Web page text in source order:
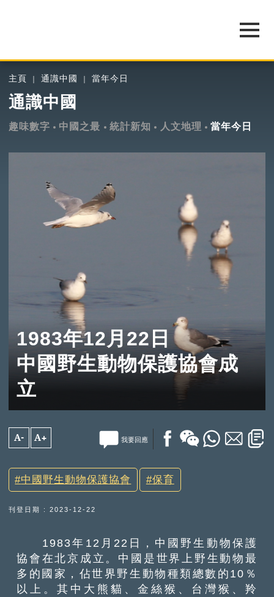
主頁 通識中國 當年今日
通識中國
趣味數字 中國之最 統計新知 人文地理 當年今日
1983年12月22日
中國野生動物保護協會成
立
A- A+ 我要回應
中國野生動物保護協會 保育
刊登日期 : 2023-12-22
1983年12月22日，中國野生動物保護
協會在北京成立。中國是世界上野生動物最
多的國家，佔世界野生動物種類總數的10％
以上。其中大熊貓、金絲猴、台灣猴、羚